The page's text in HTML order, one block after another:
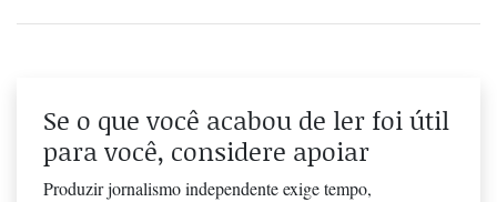
Se o que você acabou de ler foi útil
para você, considere apoiar
Produzir jornalismo independente exige tempo,